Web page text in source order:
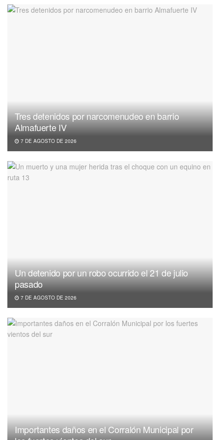
Tres detenidos por narcomenudeo en barrio
Almafuerte IV
7 DE AGOSTO DE 2026
Un detenido por un robo ocurrido el 21 de julio
pasado
7 DE AGOSTO DE 2026
Importantes daños en el Corralón Municipal por